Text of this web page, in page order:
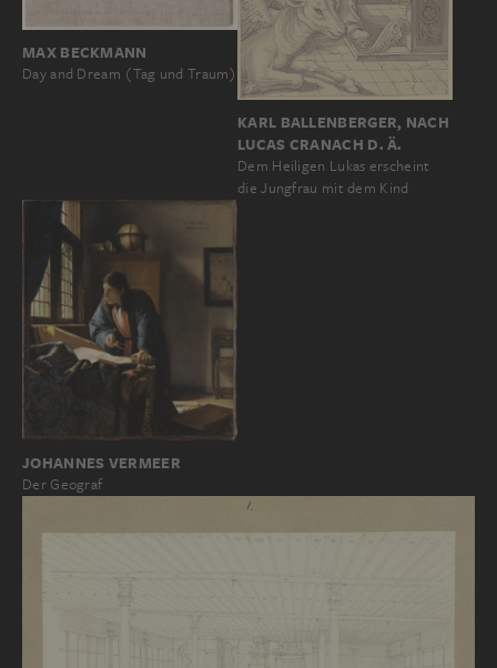
MAX BECKMANN
Day and Dream (Tag und Traum)
KARL BALLENBERGER, NACH
LUCAS CRANACH D. Ä.
Dem Heiligen Lukas erscheint
die Jungfrau mit dem Kind
JOHANNES VERMEER
Der Geograf